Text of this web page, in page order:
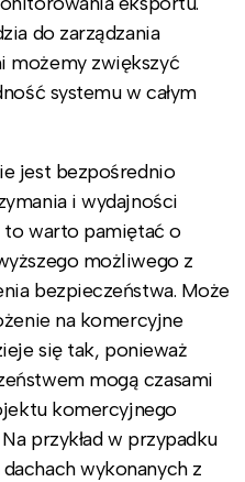
do zarządzania
zwiększyć
systemu w całym
jest bezpośrednio
i wydajności
warto pamiętać o
możliwego z
bezpieczeństwa. Może
na komercyjne
się tak, ponieważ
mogą czasami
komercyjnego
przykład w przypadku
wykonanych z